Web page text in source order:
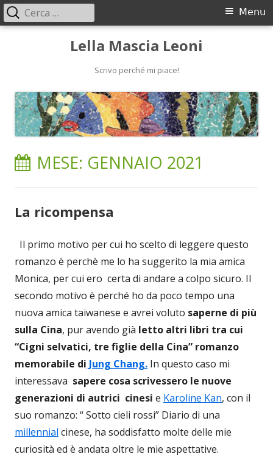
Lella Mascia Leoni
Scrivo perché mi piace!
Menu
principale
Menu
Ricerca
per:
MESE: GENNAIO 2021
La ricompensa
Il primo motivo per cui ho scelto di leggere questo
romanzo è perchè me lo ha suggerito la mia amica
Monica, per cui ero certa di andare a colpo sicuro. Il
secondo motivo è perché ho da poco tempo una
nuova amica taiwanese e avrei voluto saperne di più
sulla Cina, pur avendo già letto altri libri tra cui
“Cigni selvatici, tre figlie della Cina” romanzo
memorabile di Jung Chang. In questo caso mi
interessava sapere cosa scrivessero le nuove
generazioni di autrici cinesi e Karoline Kan, con il
suo romanzo: “ Sotto cieli rossi” Diario di una
millennial cinese, ha soddisfatto molte delle mie
curiosità ed è andata oltre le mie aspettative.